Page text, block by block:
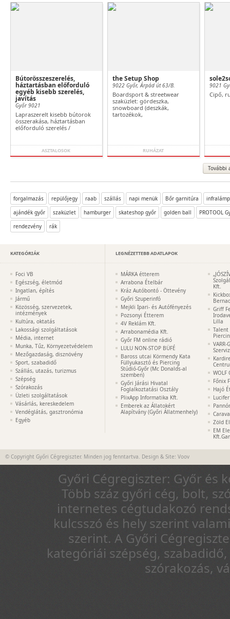
Bútorösszeszerelés,
háztartásban előforduló
egyéb kisebb szerelés,
javítás
Győr 9021
Lapraszerelt kisebb bútorok
összerakása, háztartásban
előforduló szerelés /
ASZTALOSOK
the Setup Shop
9022 Győr, Árpád út 63/B.
Boardsport & streetwear
szaküzlet: gördeszka,
snowboard (deszkák,
tartozékok,
RUHÁZAT
9021
Cipő,
További
forgalmazás repülőjegy raab szállás napi menük Bőr garnitúra
ajándék győr
szaküzlet hamburger skateshop győr golden ball
PROTOOL
rendezvény
rák
KATEGÓRIÁK
Foci VB
Egészség, életmód
Ingatlan, építés
Jármű
Közösség, szervezetek,
intézmények
Kultúra, oktatás
Lakossági szolgáltatások
Média, internet
Munka, Tűz, Környezetvédelem
Mezőgazdaság, disznövény
Sport, szabadidő
Szállás, utazás, turizmus
Szépség
Szórakozás
Üzleti szolgáltatások
Vásárlás, kereskedelem
Vendéglátás, gasztronómia
Egyéb
LEGNÉZETTEBB ADATLAPOK
MÁRKA étterem
Arrabona Ételbár
Kráz Autóbontó - Öttevény
Győri Szuperinfó
Mejkli Ipari- és Autófényezés
Pozsonyi Étterem
4V Reklám Kft.
Arrabonamédia Kft.
Győr FM online rádió
LULU NON-STOP BÜFÉ
Baross utcai Körmendy Kata
Füllyukasztó és Piercing
Stúdió-Győr (Mc Donalds-al
szemben)
Győri Járási Hivatal
Foglalkoztatási Osztály
PlixApp Informatika Kft.
Emberek az Állatokért
Alapítvány (Győri Állatmenhely)
Kft.
Griff
Lilla
Talent
WOLF
Főnix
Hajó
Zöld
EM
© Copyright Győri Cégregiszter. Minden jog fenntartva. Design & Site: Voov
Győri Cégregiszter: Győr és
Több száz győri cég, bolt,
internetes cégtudakozó
kulcsszó és hely szerint
szerint. A Győri
kategóriái szépség,
szórakozás,